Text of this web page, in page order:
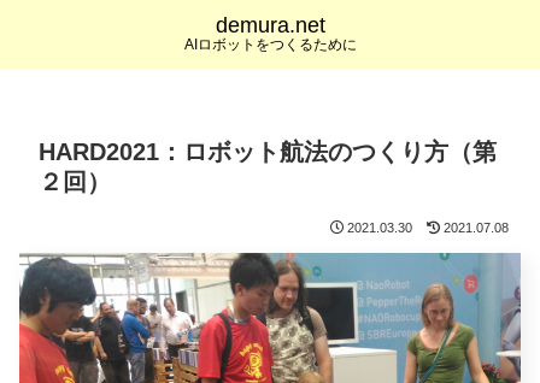
demura.net
AIロボットをつくるために
HARD2021：ロボット航法のつくり方（第
２回）
2021.03.30 2021.07.08